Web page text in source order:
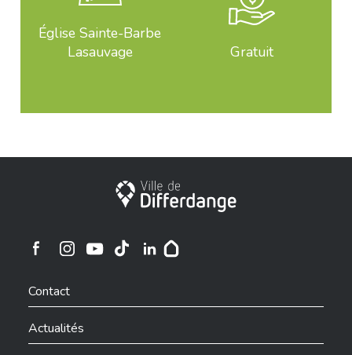
Église Sainte-Barbe
Lasauvage
Gratuit
Ville de Differdange
Ville de Differdange sur Instagram
Contact
Actualités